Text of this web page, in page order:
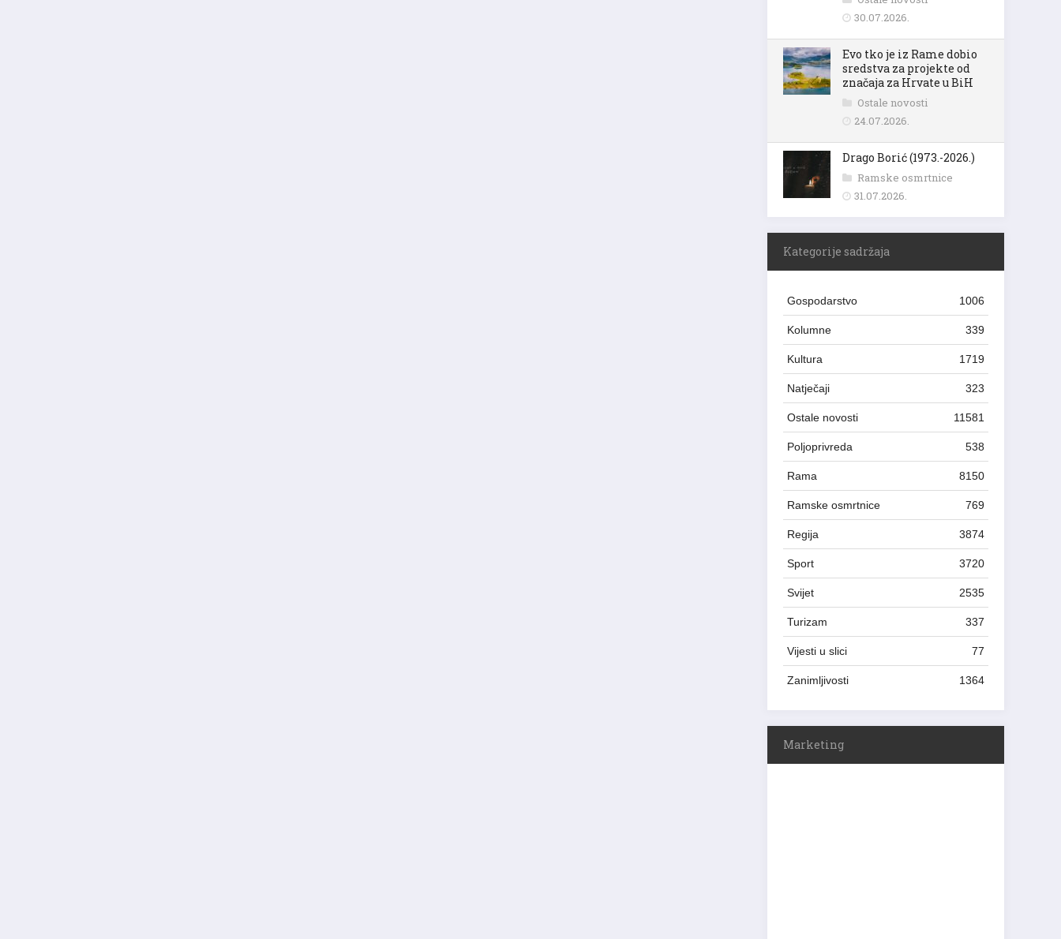
30.07.2026.
Evo tko je iz Rame dobio
sredstva za projekte od
značaja za Hrvate u BiH
Ostale novosti
24.07.2026.
Drago Borić (1973.-2026.)
Ramske osmrtnice
31.07.2026.
Kategorije sadržaja
Gospodarstvo 1006
Kolumne 339
Kultura 1719
Natječaji 323
Ostale novosti 11581
Poljoprivreda 538
Rama 8150
Ramske osmrtnice 769
Regija 3874
Sport 3720
Svijet 2535
Turizam 337
Vijesti u slici 77
Zanimljivosti 1364
Marketing